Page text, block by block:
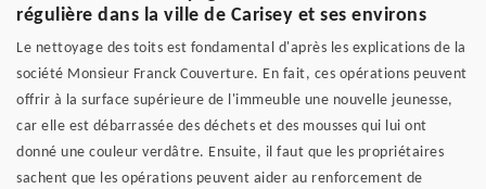
régulière dans la ville de Carisey et ses environs
Le nettoyage des toits est fondamental d'après les explications de la
société Monsieur Franck Couverture. En fait, ces opérations peuvent
offrir à la surface supérieure de l'immeuble une nouvelle jeunesse,
car elle est débarrassée des déchets et des mousses qui lui ont
donné une couleur verdâtre. Ensuite, il faut que les propriétaires
sachent que les opérations peuvent aider au renforcement de